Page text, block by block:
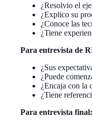
¿Resolvio el
¿Explico su
¿Conoce las
¿Tiene
Para entrevista de
¿Sus
¿Puede
¿Encaja con la
¿Tiene
Para entrevista final: